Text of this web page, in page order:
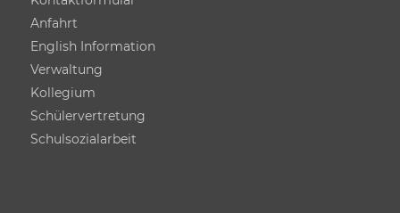
Anfahrt
English Information
Verwaltung
Kollegium
Schüler­vertretung
Schulsozial­arbeit